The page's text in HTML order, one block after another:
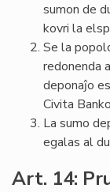
sumon de
kovri la
Se la
redonenda
deponaĵo
Civita
La sumo
egalas al
Art. 14: